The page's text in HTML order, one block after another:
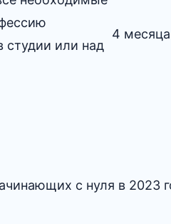
студии или над
4 месяца